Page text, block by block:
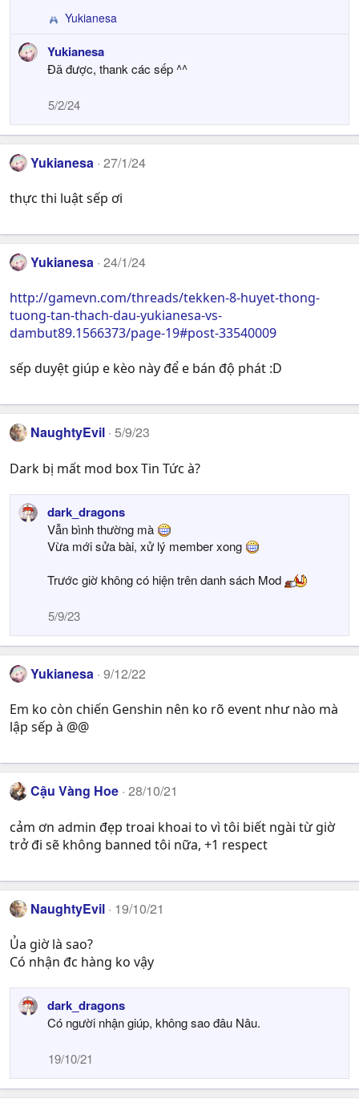
R
a
c
o
n
s
:
Yukianesa
Yukianesa
Đã được, thank các sếp ^^
5/2/24
Yukianesa 27/1/24
thực thi luật sếp ơi
Yukianesa 24/1/24
http://gamevn.com/threads/tekken-8-huyet-thong-
tuong-tan-thach-dau-yukianesa-vs-
dambut89.1566373/page-19#post-33540009
sếp duyệt giúp e kèo này để e bán độ phát :D
NaughtyEvil 5/9/23
Dark bị mất mod box Tin Tức à?
dark_dragons
Vẫn bình thường mà
Vừa mới sửa bài, xử lý member xong
Trước giờ không có hiện trên danh sách Mod
5/9/23
Yukianesa 9/12/22
Em ko còn chiến Genshin nên ko rõ event như nào mà
lập sếp à @@
Cậu Vàng Hoe 28/10/21
cảm ơn admin đẹp troai khoai to vì tôi biết ngài từ giờ
trở đi sẽ không banned tôi nữa, +1 respect
NaughtyEvil 19/10/21
Ủa giờ là sao?
Có nhận đc hàng ko vậy
dark_dragons
Có người nhận giúp, không sao đâu Nâu.
19/10/21